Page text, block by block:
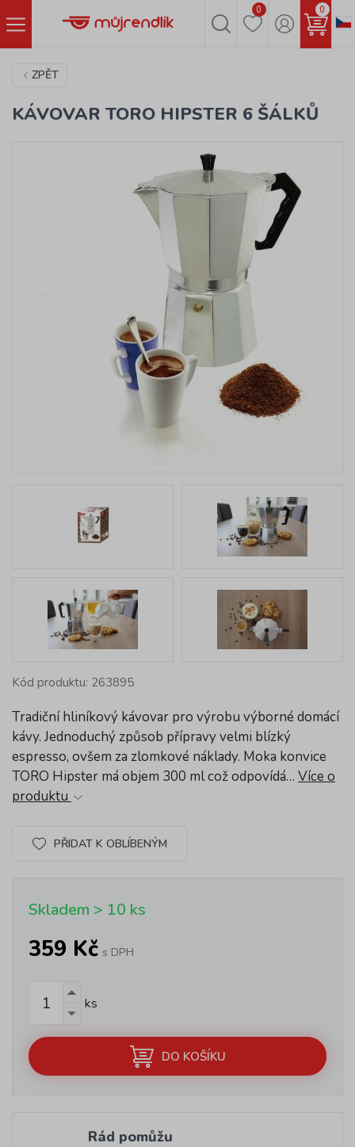
0 0
ZPĚT
KÁVOVAR TORO HIPSTER 6 ŠÁLKŮ
Kód produktu: 263895
Tradiční hliníkový kávovar pro výrobu výborné domácí
kávy. Jednoduchý způsob přípravy velmi blízký
espresso, ovšem za zlomkové náklady. Moka konvice
TORO Hipster má objem 300 ml což odpovídá… Více o
produktu
PŘIDAT K OBLÍBENÝM
Skladem > 10 ks
359 Kč s DPH
ks
DO KOŠÍKU
Rád pomůžu